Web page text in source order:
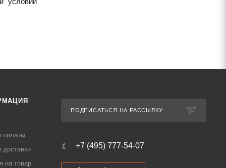
оплаты
доставки
на товар
ПОДПИСАТЬСЯ НА РАССЫЛКУ
+7 (495) 777-54-07